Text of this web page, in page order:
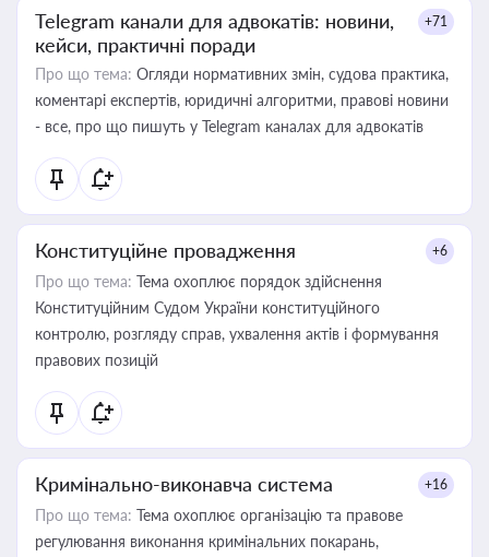
Telegram канали для адвокатів: новини,
кейси, практичні поради
+71
Про що тема: Огляди нормативних змін, судова практика,
коментарі експертів, юридичні алгоритми, правові новини
- все, про що пишуть у Telegram каналах для адвокатів
Конституційне провадження +6
Про що тема: Тема охоплює порядок здійснення
Конституційним Судом України конституційного
контролю, розгляду справ, ухвалення актів і формування
правових позицій
Кримінально-виконавча система +16
Про що тема: Тема охоплює організацію та правове
регулювання виконання кримінальних покарань,